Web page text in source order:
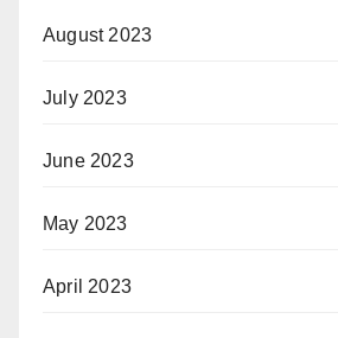
August 2023
July 2023
June 2023
May 2023
April 2023